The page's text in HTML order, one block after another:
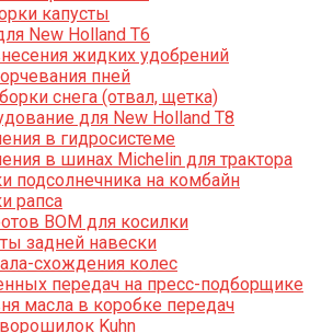
капусты
New Holland T6
жидких удобрений
пней
снега (отвал, щетка)
для New Holland T8
в гидросистеме
в шинах Michelin для трактора
подсолнечника на комбайн
рапса
ВОМ для косилки
задней навески
схождения колес
передач на пресс-подборщике
масла в коробке передач
Kuhn